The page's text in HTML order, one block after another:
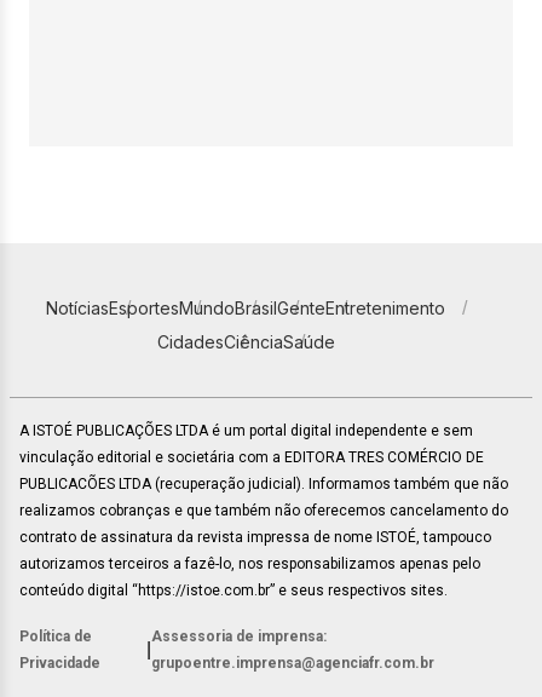
NotíciasEsportesMundoBrasilGenteEntretenimento
CidadesCiênciaSaúde
A ISTOÉ PUBLICAÇÕES LTDA é um portal digital independente e sem
vinculação editorial e societária com a EDITORA TRES COMÉRCIO DE
PUBLICACÕES LTDA (recuperação judicial). Informamos também que não
realizamos cobranças e que também não oferecemos cancelamento do
contrato de assinatura da revista impressa de nome ISTOÉ, tampouco
autorizamos terceiros a fazê-lo, nos responsabilizamos apenas pelo
conteúdo digital “https://istoe.com.br” e seus respectivos sites.
Política de
Privacidade
Assessoria de imprensa:
grupoentre.imprensa@agenciafr.com.br